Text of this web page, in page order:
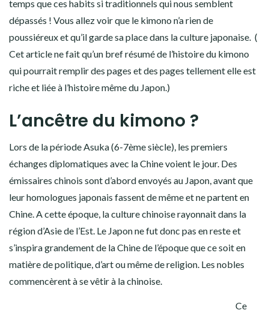
temps que ces habits si traditionnels qui nous semblent
dépassés ! Vous allez voir que le kimono n’a rien de
poussiéreux et qu’il garde sa place dans la culture japonaise. (
Cet article ne fait qu’un bref résumé de l’histoire du kimono
qui pourrait remplir des pages et des pages tellement elle est
riche et liée à l’histoire même du Japon.)
L’ancêtre du kimono ?
Lors de la période Asuka (6-7ème siècle), les premiers
échanges diplomatiques avec la Chine voient le jour. Des
émissaires chinois sont d’abord envoyés au Japon, avant que
leur homologues japonais fassent de même et ne partent en
Chine. A cette époque, la culture chinoise rayonnait dans la
région d’Asie de l’Est. Le Japon ne fut donc pas en reste et
s’inspira grandement de la Chine de l’époque que ce soit en
matière de politique, d’art ou même de religion. Les nobles
commencèrent à se vêtir à la chinoise.
Ce